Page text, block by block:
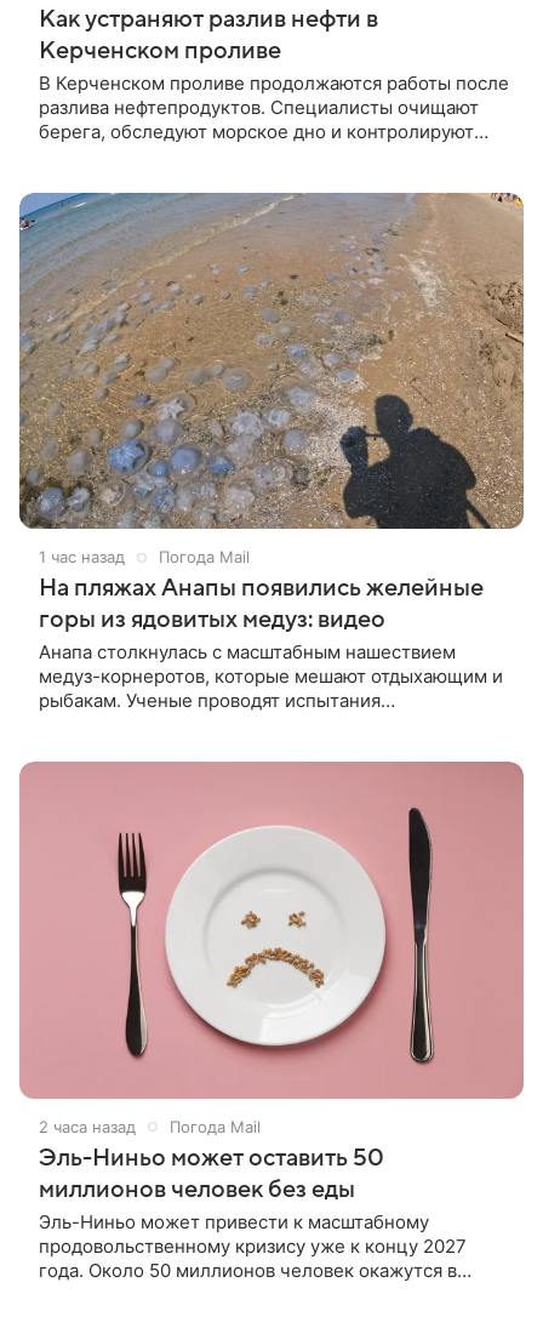
Как устраняют разлив нефти в
Керченском проливе
В Керченском проливе продолжаются работы после
разлива нефтепродуктов. Специалисты очищают
берега, обследуют морское дно и контролируют
1 час назад Погода Mail
На пляжах Анапы появились желейные
горы из ядовитых медуз: видео
Анапа столкнулась с масштабным нашествием
медуз-корнеротов, которые мешают отдыхающим и
рыбакам. Ученые проводят испытания
2 часа назад Погода Mail
Эль-Ниньо может оставить 50
миллионов человек без еды
Эль-Ниньо может привести к масштабному
продовольственному кризису уже к концу 2027
года. Около 50 миллионов человек окажутся в